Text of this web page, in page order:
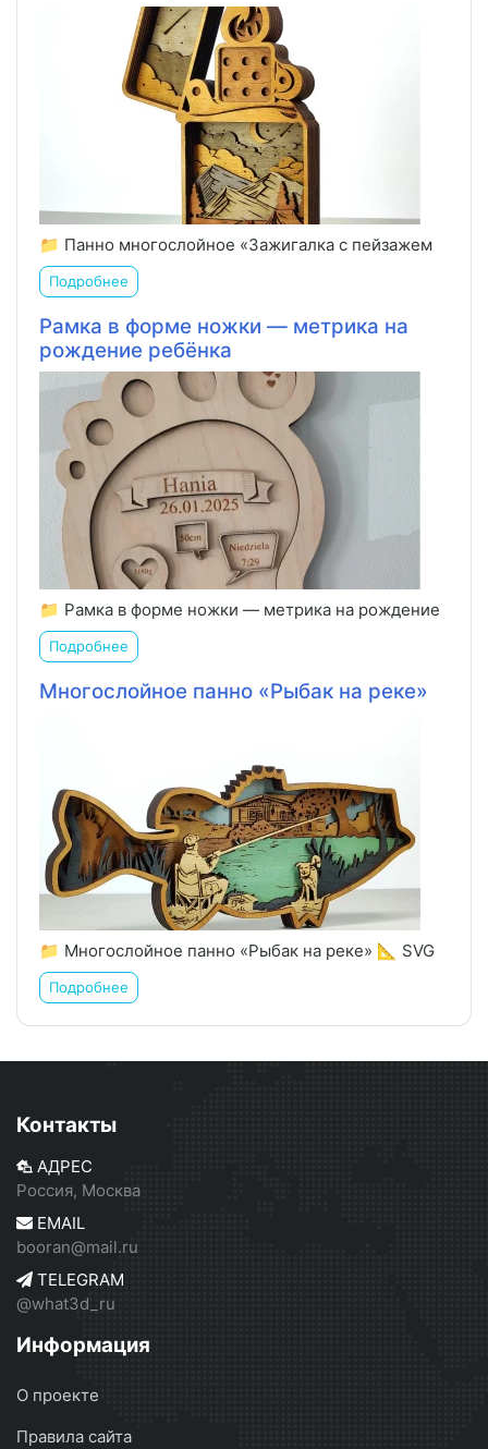
📁 Панно многослойное «Зажигалка с пейзажем
Подробнее
Рамка в форме ножки — метрика на
рождение ребёнка
📁 Рамка в форме ножки — метрика на рождение
Подробнее
Многослойное панно «Рыбак на реке»
📁 Многослойное панно «Рыбак на реке» 📐 SVG
Подробнее
Контакты
АДРЕС
Россия, Москва
EMAIL
booran@mail.ru
TELEGRAM
@what3d_ru
Информация
О проекте
Правила сайта